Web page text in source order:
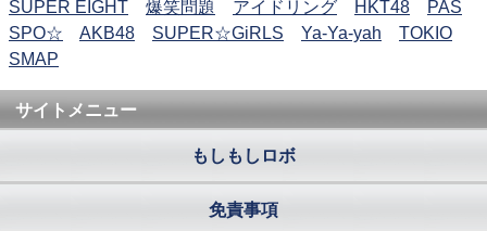
SUPER EIGHT
爆笑問題 アイドリング HKT48
PAS
SPO☆
AKB48 SUPER☆GiRLS Ya-Ya-yah
TOKIO
SMAP
サイトメニュー
もしもしロボ
免責事項